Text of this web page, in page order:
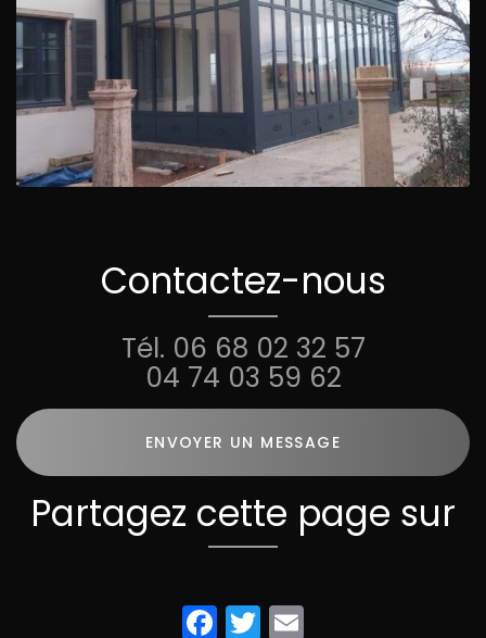
Contactez-nous
Tél. 06 68 02 32 57
04 74 03 59 62
ENVOYER UN MESSAGE
Partagez cette page sur
Facebook
Twitter